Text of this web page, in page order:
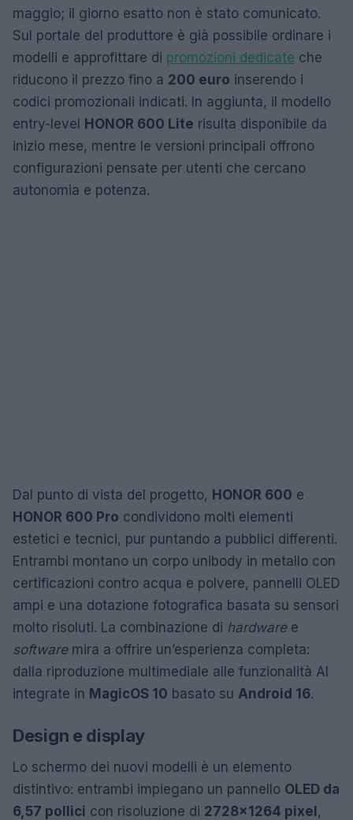
maggio; il giorno esatto non è stato comunicato.
Sul portale del produttore è già possibile ordinare i
modelli e approfittare di promozioni dedicate che
riducono il prezzo fino a 200 euro inserendo i
codici promozionali indicati. In aggiunta, il modello
entry-level HONOR 600 Lite risulta disponibile da
inizio mese, mentre le versioni principali offrono
configurazioni pensate per utenti che cercano
autonomia e potenza.
Dal punto di vista del progetto, HONOR 600 e
HONOR 600 Pro condividono molti elementi
estetici e tecnici, pur puntando a pubblici differenti.
Entrambi montano un corpo unibody in metallo con
certificazioni contro acqua e polvere, pannelli OLED
ampi e una dotazione fotografica basata su sensori
molto risoluti. La combinazione di hardwaree
softwaremira a offrire un’esperienza completa:
dalla riproduzione multimediale alle funzionalità AI
integrate in MagicOS 10 basato su Android 16.
Design e display
Lo schermo dei nuovi modelli è un elemento
distintivo: entrambi impiegano un pannello OLED da
6,57 pollici con risoluzione di 2728×1264 pixel,